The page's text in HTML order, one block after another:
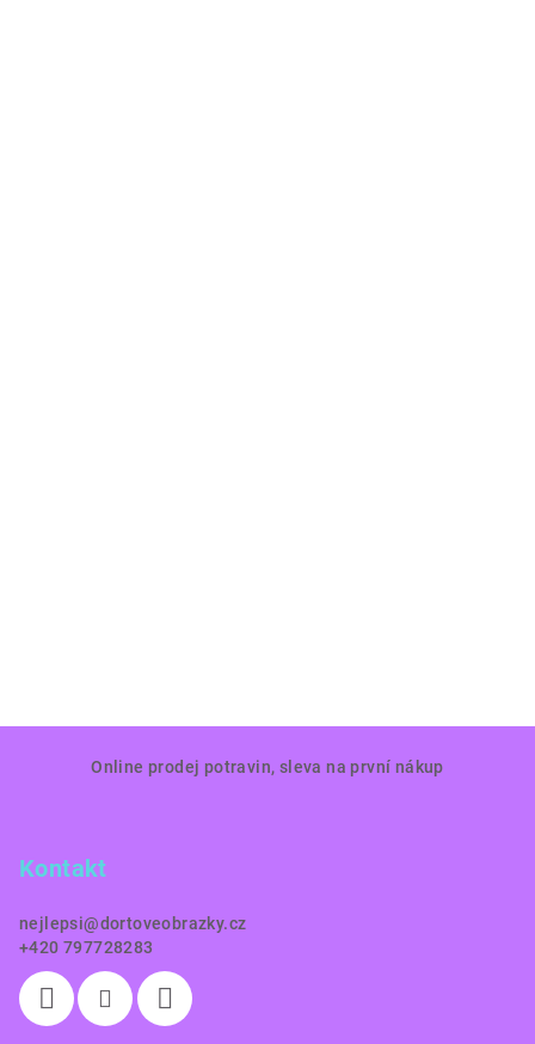
Online prodej potravin, sleva na první nákup
Kontakt
nejlepsi@dortoveobrazky.cz
+420 797728283